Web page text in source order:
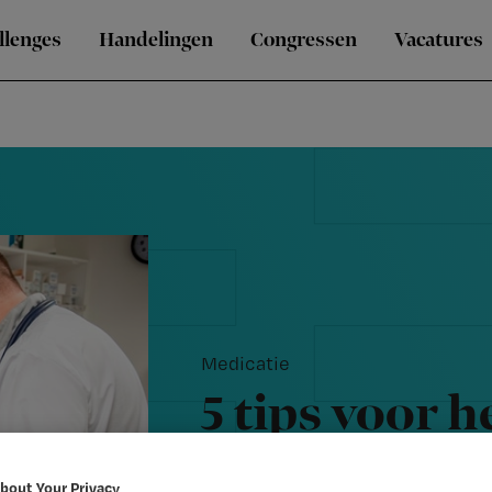
Handelingen Congressen Vacatures
Medicatie
5 tips voor
maken van
Your Privacy